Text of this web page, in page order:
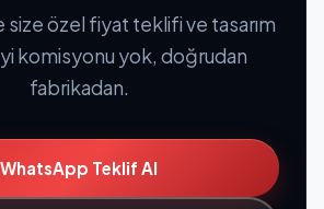
size özel fiyat teklifi ve tasarım
komisyonu yok, doğrudan
fabrikadan.
WhatsApp Teklif Al